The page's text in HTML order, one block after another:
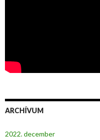
ARCHÍVUM
2022. december